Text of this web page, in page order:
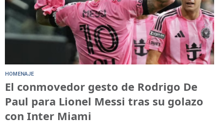
HOMENAJE
El conmovedor gesto de Rodrigo De
Paul para Lionel Messi tras su golazo
con Inter Miami